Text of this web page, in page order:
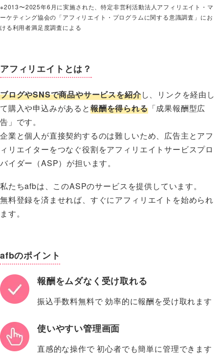
※2013〜2025年6月に実施された、特定非営利活動法人アフィリエイト・マ
ーケティング協会の「アフィリエイト・プログラムに関する意識調査」にお
ける利用者満足度調査による
アフィリエイトとは？
ブログやSNSで商品やサービスを紹介し、リンクを経由し
て購入や申込みがあると報酬を得られる「成果報酬型広
告」です。
企業と個人が直接契約するのは難しいため、広告主とアフ
ィリエイターをつなぐ役割をアフィリエイトサービスプロ
バイダー（ASP）が担います。
私たちafbは、このASPのサービスを提供しています。
無料登録を済ませれば、すぐにアフィリエイトを始められ
ます。
afbのポイント
報酬をムダなく受け取れる
振込手数料無料で 効率的に報酬を受け取れます
使いやすい管理画面
直感的な操作で 初心者でも簡単に管理できます